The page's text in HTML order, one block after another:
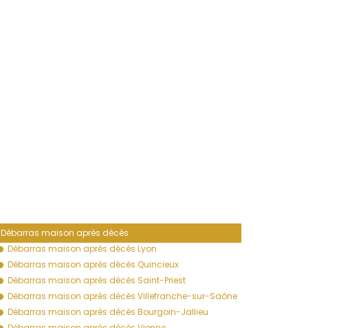
Débarras maison après décès
Débarras maison après décès Lyon
Débarras maison après décès Quincieux
Débarras maison après décès Saint-Priest
Débarras maison après décès Villefranche-sur-Saône
Débarras maison après décès Bourgoin-Jallieu